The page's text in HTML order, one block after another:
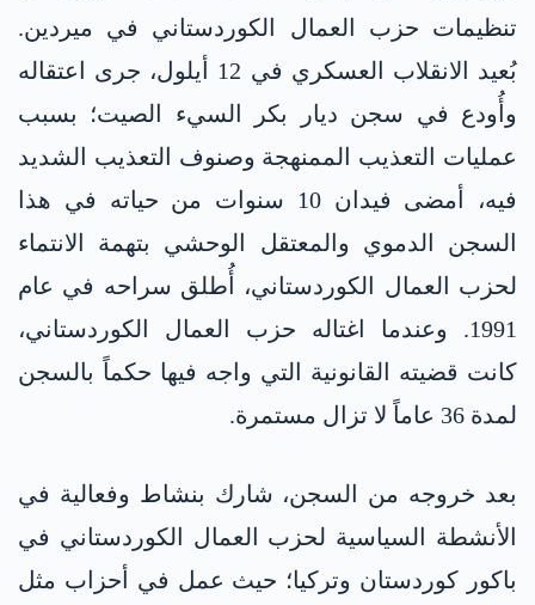
تنظيمات حزب العمال الكوردستاني في ميردين.
بُعيد الانقلاب العسكري في 12 أيلول، جرى اعتقاله
وأُودع في سجن ديار بكر السيء الصيت؛ بسبب
عمليات التعذيب الممنهجة وصنوف التعذيب الشديد
فيه، أمضى فيدان 10 سنوات من حياته في هذا
السجن الدموي والمعتقل الوحشي بتهمة الانتماء
لحزب العمال الكوردستاني، أُطلق سراحه في عام
1991. وعندما اغتاله حزب العمال الكوردستاني،
كانت قضيته القانونية التي واجه فيها حكماً بالسجن
لمدة 36 عاماً لا تزال مستمرة.
بعد خروجه من السجن، شارك بنشاط وفعالية في
الأنشطة السياسية لحزب العمال الكوردستاني في
باكور كوردستان وتركيا؛ حيث عمل في أحزاب مثل